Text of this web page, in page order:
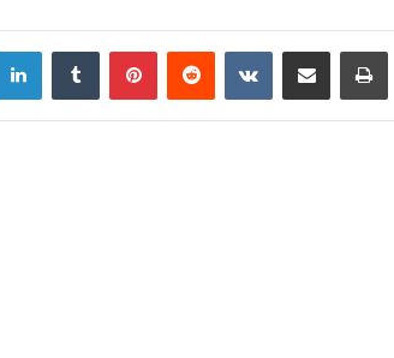
LinkedInTumblr PinterestReddit VKontakteShare via Email